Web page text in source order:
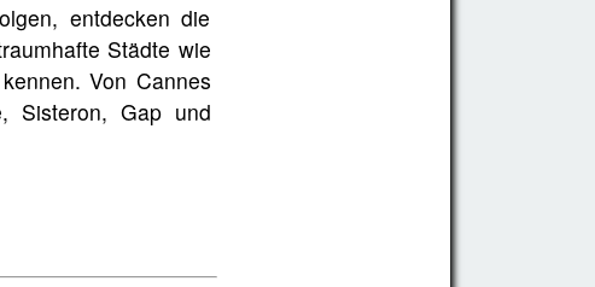
entdecken die
Städte wie
Von Cannes
Sisteron, Gap und